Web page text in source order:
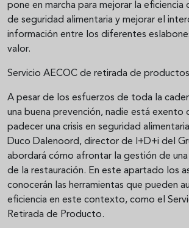
pone en marcha para mejorar la eficiencia
de seguridad alimentaria y mejorar el
información entre los diferentes
valor.
Servicio AECOC de retirada de productos
A pesar de los esfuerzos de toda la
una buena prevención, nadie está exento
padecer una crisis en seguridad
Duco Dalenoord, director de I+D+i del
abordará cómo afrontar la gestión de
de la restauración. En este apartado los
conocerán las herramientas que pueden
eficiencia en este contexto, como el
Retirada de Producto.